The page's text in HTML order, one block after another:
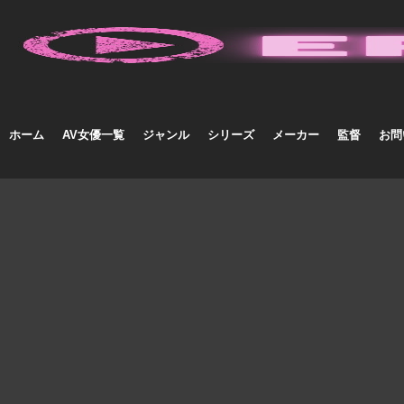
ホーム AV女優一覧 ジャンル シリーズ メーカー 監督 お